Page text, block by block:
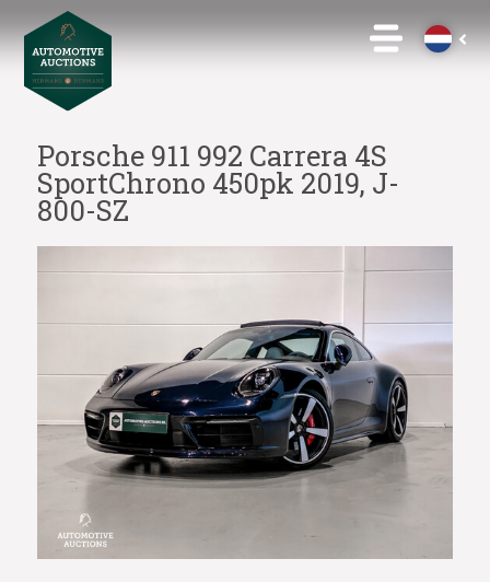
Porsche 911 992 Carrera 4S
SportChrono 450pk 2019, J-
800-SZ